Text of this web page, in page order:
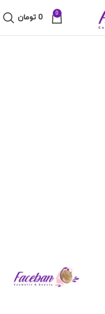
0
0 تومان